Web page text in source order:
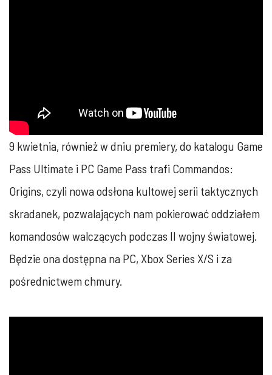
9 kwietnia, również w dniu premiery, do katalogu Game
Pass Ultimate i PC Game Pass trafi Commandos:
Origins, czyli nowa odsłona kultowej serii taktycznych
skradanek, pozwalających nam pokierować oddziałem
komandosów walczących podczas II wojny światowej.
Będzie ona dostępna na PC, Xbox Series X/S i za
pośrednictwem chmury.